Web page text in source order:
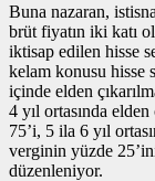
Buna nazaran,
brüt fiyatın iki katı
iktisap edilen hisse
kelam konusu hisse
içinde elden
4 yıl ortasında
75’i, 5 ila 6 yıl
verginin yüzde
düzenleniyor.